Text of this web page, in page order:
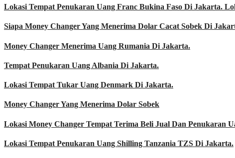
Lokasi Tempat Penukaran Uang Franc Bukina Faso Di Jakarta.
Siapa Money Changer Yang Menerima Dolar Cacat Sobek Di
Money Changer Menerima Uang Rumania Di Jakarta.
Tempat Penukaran Uang Albania Di Jakarta.
Lokasi Tempat Tukar Uang Denmark Di Jakarta.
Money Changer Yang Menerima Dolar Sobek
Lokasi Money Changer Tempat Terima Beli Jual Dan Penukaran
Lokasi Tempat Penukaran Uang Shilling Tanzania TZS Di Jakarta.